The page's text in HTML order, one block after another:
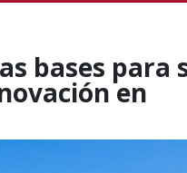
bases para
en